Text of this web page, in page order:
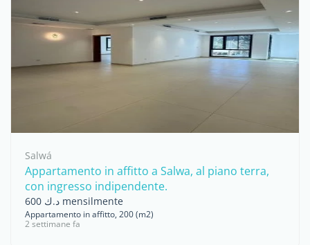
Salwá
Appartamento in affitto a Salwa, al piano terra,
con ingresso indipendente.
د.ك 600 mensilmente
Appartamento in affitto, 200 (m2)
2 settimane fa